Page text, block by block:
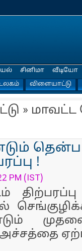
விளையாட்டு
சினிமா வீடியோ
» மாவட்ட
!
(IST)